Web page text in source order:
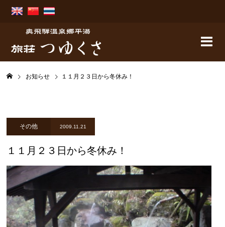
お知らせ １１月２３日から冬休み！
その他 2009.11.21
１１月２３日から冬休み！